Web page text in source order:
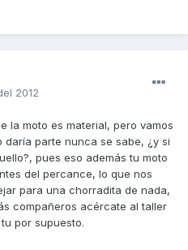
2012
la moto es material, pero vamos
parte nunca se sabe, ¿y si
pues eso además tu moto
del percance, lo que nos
para una chorradita de nada,
compañeros acércate al taller
por supuesto.